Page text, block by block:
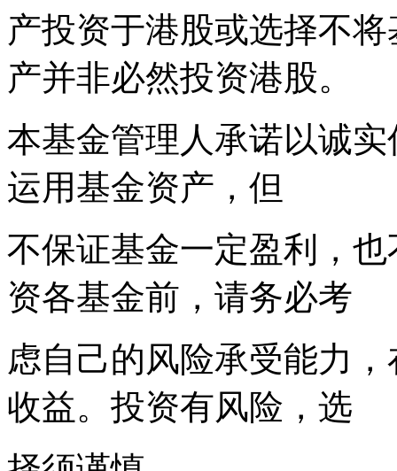
产投资于港股或选择不
产并非必然投资港股。
本基金管理人承诺以诚
运用基金资产，但
不保证基金一定盈利，
资各基金前，请务必考
虑自己的风险承受能力
收益。投资有风险，选